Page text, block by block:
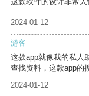
2024-01-12
游客
这款app就像我的私人
查找资料，这款app的
2024-01-12